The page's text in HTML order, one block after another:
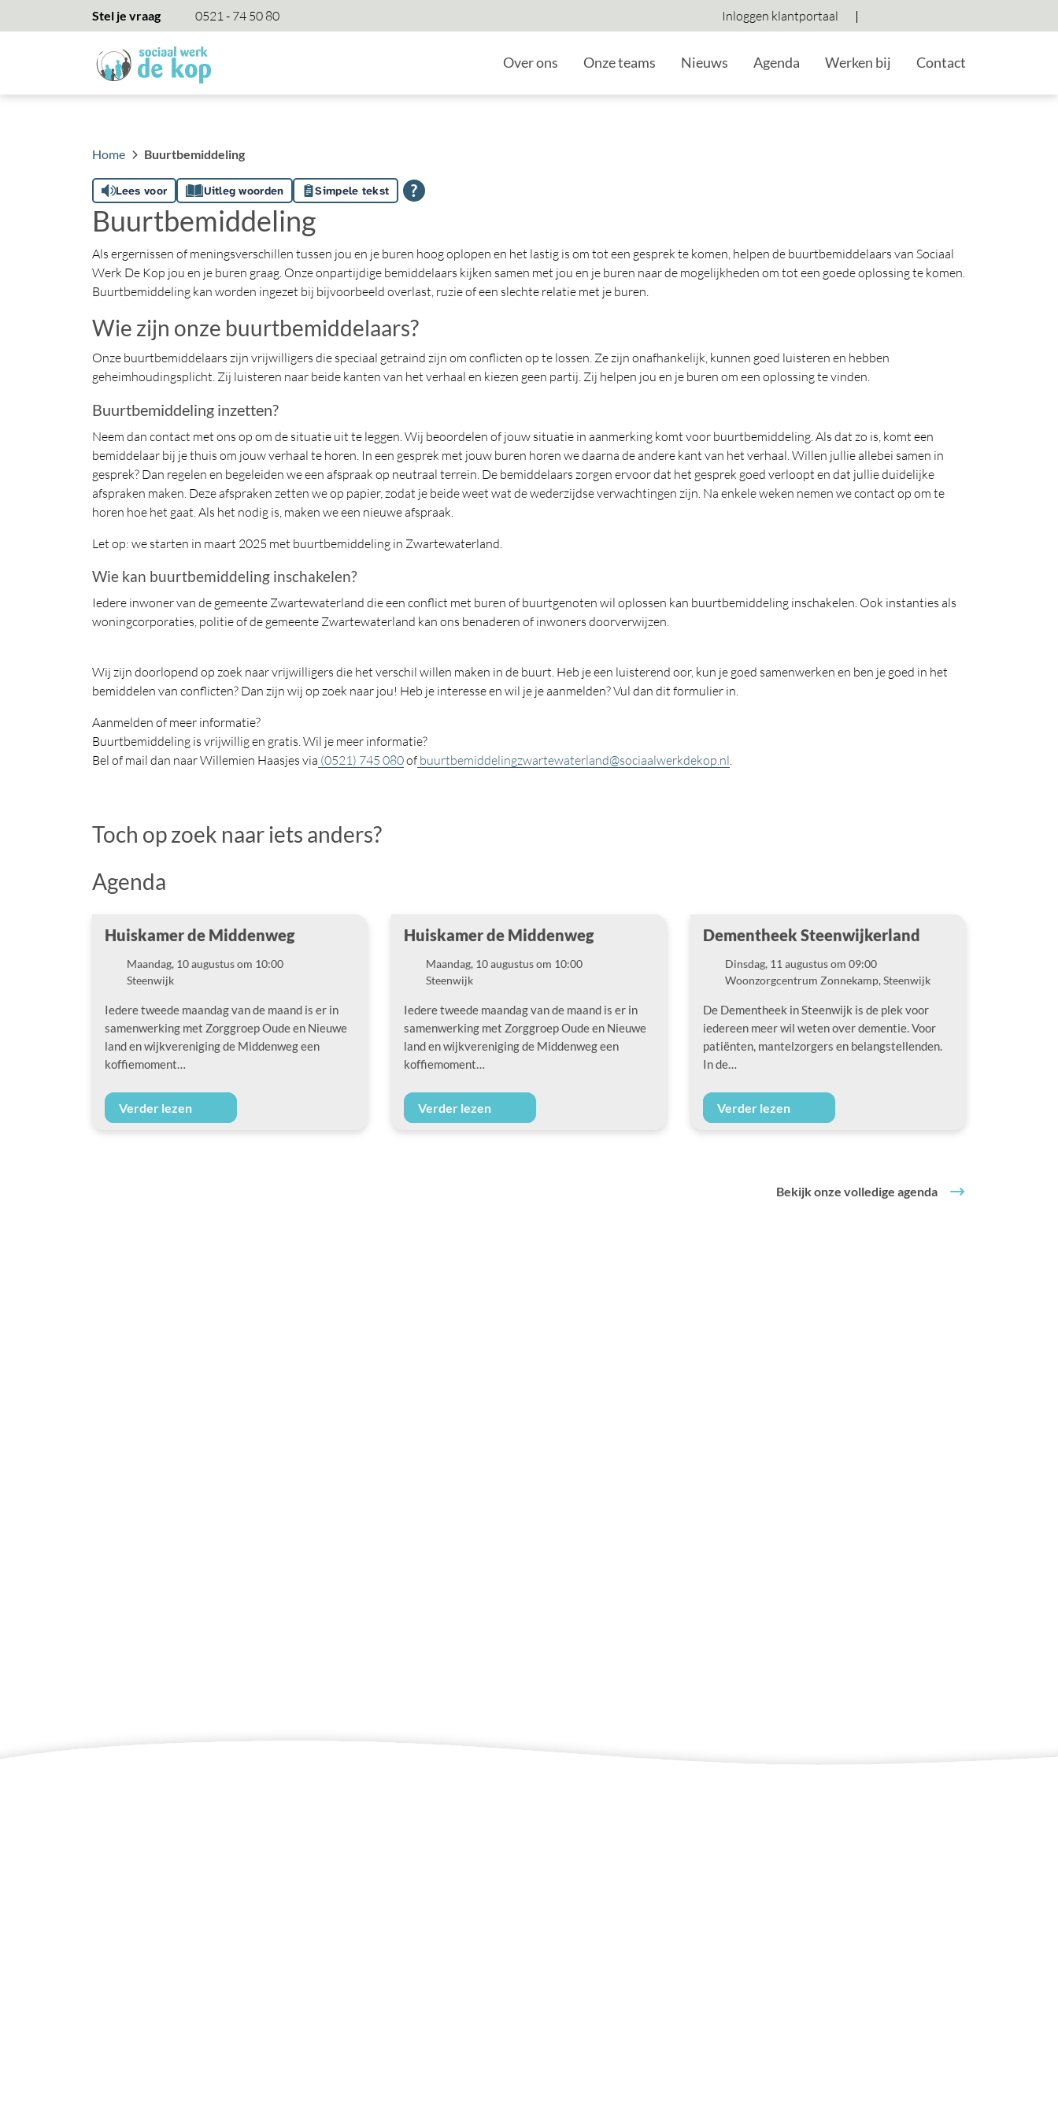
Stel je vraag 0521 - 74 50 80 Inloggen klantportaal
Hoog contrast wisselen
Lettergrootte vergroten
Lettergrootte
HomeOver ons Onze teams Nieuws Agenda Werken bij Contact
Home Buurtbemiddeling
Lees voor Uitleg woorden Simpele tekst
Buurtbemiddeling
Als ergernissen of meningsverschillen tussen jou en je buren hoog oplopen en het lastig is om tot een gesprek te komen, helpen de buurtbemiddelaars van Sociaal
Werk De Kop jou en je buren graag. Onze onpartijdige bemiddelaars kijken samen met jou en je buren naar de mogelijkheden om tot een goede oplossing te komen.
Buurtbemiddeling kan worden ingezet bij bijvoorbeeld overlast, ruzie of een slechte relatie met je buren.
Wie zijn onze buurtbemiddelaars?
Onze buurtbemiddelaars zijn vrijwilligers die speciaal getraind zijn om conflicten op te lossen. Ze zijn onafhankelijk, kunnen goed luisteren en hebben
geheimhoudingsplicht. Zij luisteren naar beide kanten van het verhaal en kiezen geen partij. Zij helpen jou en je buren om een oplossing te vinden.
Buurtbemiddeling inzetten?
Neem dan contact met ons op om de situatie uit te leggen. Wij beoordelen of jouw situatie in aanmerking komt voor buurtbemiddeling. Als dat zo is, komt een
bemiddelaar bij je thuis om jouw verhaal te horen. In een gesprek met jouw buren horen we daarna de andere kant van het verhaal. Willen jullie allebei samen in
gesprek? Dan regelen en begeleiden we een afspraak op neutraal terrein. De bemiddelaars zorgen ervoor dat het gesprek goed verloopt en dat jullie duidelijke
afspraken maken. Deze afspraken zetten we op papier, zodat je beide weet wat de wederzijdse verwachtingen zijn. Na enkele weken nemen we contact op om te
horen hoe het gaat. Als het nodig is, maken we een nieuwe afspraak.
Let op: we starten in maart 2025 met buurtbemiddeling in Zwartewaterland.
Wie kan buurtbemiddeling inschakelen?
Iedere inwoner van de gemeente Zwartewaterland die een conflict met buren of buurtgenoten wil oplossen kan buurtbemiddeling inschakelen. Ook instanties als
woningcorporaties, politie of de gemeente Zwartewaterland kan ons benaderen of inwoners doorverwijzen.
Wij zijn doorlopend op zoek naar vrijwilligers die het verschil willen maken in de buurt. Heb je een luisterend oor, kun je goed samenwerken en ben je goed in het
bemiddelen van conflicten? Dan zijn wij op zoek naar jou! Heb je interesse en wil je je aanmelden? Vul dan dit formulier in.
Aanmelden of meer informatie?
Buurtbemiddeling is vrijwillig en gratis. Wil je meer informatie?
Bel of mail dan naar Willemien Haasjes via (0521) 745 080of buurtbemiddelingzwartewaterland@sociaalwerkdekop.nl.
Toch op zoek naar iets anders?
Agenda
Huiskamer de Middenweg
Datum
Maandag, 10 augustus om 10:00
Locatie
Steenwijk
Iedere tweede maandag van de maand is er in
samenwerking met Zorggroep Oude en Nieuwe
land en wijkvereniging de Middenweg een
koffiemoment…
Verder lezen
Huiskamer de Middenweg
Datum
Maandag, 10 augustus om 10:00
Locatie
Steenwijk
Iedere tweede maandag van de maand is er in
samenwerking met Zorggroep Oude en Nieuwe
land en wijkvereniging de Middenweg een
koffiemoment…
Verder lezen
Dementheek Steenwijkerland
Datum
Dinsdag, 11 augustus om 09:00
Locatie
Woonzorgcentrum Zonnekamp, Steenwijk
De Dementheek in Steenwijk is de plek voor
iedereen meer wil weten over dementie. Voor
patiënten, mantelzorgers en belangstellenden.
In de…
Verder lezen
Bekijk onze volledige agenda